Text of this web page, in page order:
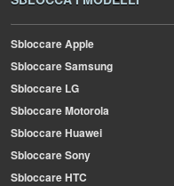
Sbloccare Apple
Sbloccare Samsung
Sbloccare LG
Sbloccare Motorola
Sbloccare Huawei
Sbloccare Sony
Sbloccare HTC